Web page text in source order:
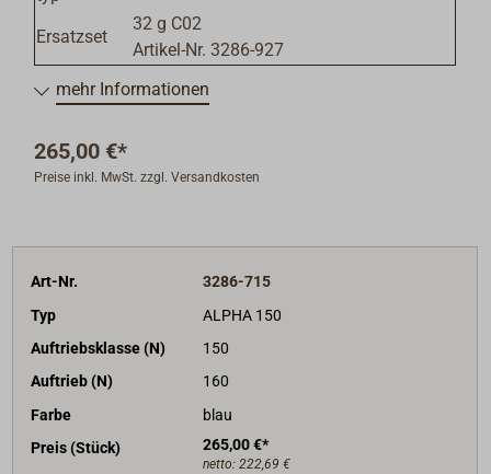
Ersatzset
32 g C02
Artikel-Nr. 3286-927
mehr Informationen
265,00 €*
Preise inkl. MwSt. zzgl. Versandkosten
Art-Nr.
3286-715
Typ
ALPHA 150
Auftriebsklasse (N)
150
Auftrieb (N)
160
Farbe
blau
Preis (Stück)
265,00 €*
netto: 222,69 €